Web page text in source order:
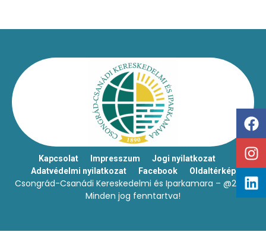
Kapcsolat Impresszum
Jogi nyilatkozat
Adatvédelmi nyilatkozat
Facebook Oldaltérkép
Csongrád-Csanádi Kereskedelmi és Iparkamara – @2026
Minden jog fenntartva!